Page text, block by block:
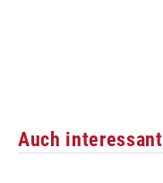
Auch interessant